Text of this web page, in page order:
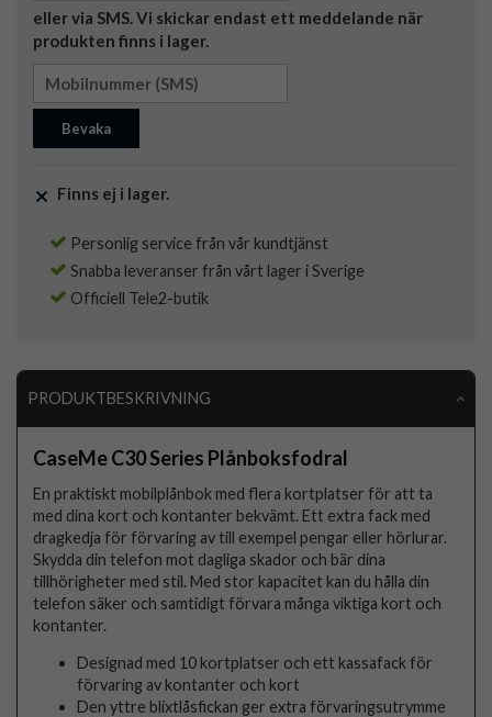
eller via SMS. Vi skickar endast ett meddelande när
produkten finns i lager.
Bevaka
Finns ej i lager.
Personlig service från vår kundtjänst
Snabba leveranser från vårt lager i Sverige
Officiell Tele2-butik
PRODUKTBESKRIVNING
CaseMe C30 Series Plånboksfodral
En praktiskt mobilplånbok med flera kortplatser för att ta
med dina kort och kontanter bekvämt. Ett extra fack med
dragkedja för förvaring av till exempel pengar eller hörlurar.
Skydda din telefon mot dagliga skador och bär dina
tillhörigheter med stil. Med stor kapacitet kan du hålla din
telefon säker och samtidigt förvara många viktiga kort och
kontanter.
Designad med 10 kortplatser och ett kassafack för
förvaring av kontanter och kort
Den yttre blixtlåsfickan ger extra förvaringsutrymme